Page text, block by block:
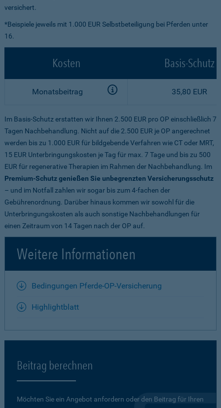
versichert.
*Beispiele jeweils mit 1.000 EUR Selbstbeteiligung bei Pferden unter
16.
Kosten Basis-Schutz
Monatsbeitrag 35,80 EUR
Im Basis-Schutz erstatten wir Ihnen 2.500 EUR pro OP einschließlich 7
Tagen Nachbehandlung. Nicht auf die 2.500 EUR je OP angerechnet
werden bis zu 1.000 EUR für bildgebende Verfahren wie CT oder MRT,
15 EUR Unterbringungskosten je Tag für max. 7 Tage und bis zu 500
EUR für regenerative Therapien im Rahmen der Nachbehandlung. Im
Premium-Schutz genießen Sie unbegrenzten Versicherungsschutz
– und im Notfall zahlen wir sogar bis zum 4-fachen der
Gebührenordnung. Darüber hinaus kommen wir sowohl für die
Unterbringungskosten als auch sonstige Nachbehandlungen für
einen Zeitraum von 14 Tagen nach der OP auf.
Weitere Informationen
Bedingungen Pferde-OP-Versicherung
Highlightblatt
Beitrag berechnen
Möchten Sie ein Angebot anfordern oder den Beitrag für Ihren